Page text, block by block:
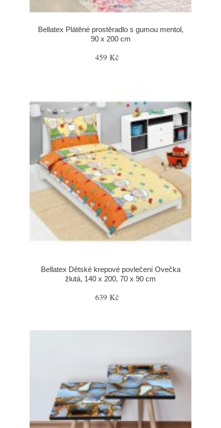
Bellatex Plátěné prostěradlo s gumou mentol,
90 x 200 cm
459 Kč
Bellatex Dětské krepové povlečení Ovečka
žlutá, 140 x 200, 70 x 90 cm
639 Kč